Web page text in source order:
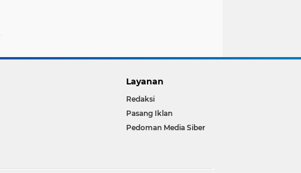
Layanan
Redaksi
Pasang Iklan
Pedoman Media Siber